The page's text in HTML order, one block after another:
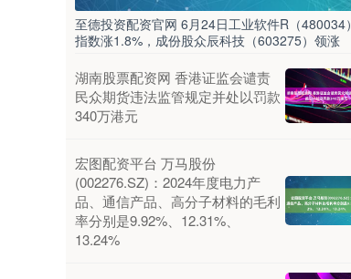
至德投资配资官网 6月24日工业软件R（480034）
指数涨1.8%，成份股众辰科技（603275）领涨
湖南股票配资网 香港证监会谴责
民众期货违法监管规定并处以罚款
340万港元
宏图配资平台 万马股份
(002276.SZ)：2024年度电力产
品、通信产品、高分子材料的毛利
率分别是9.92%、12.31%、
13.24%